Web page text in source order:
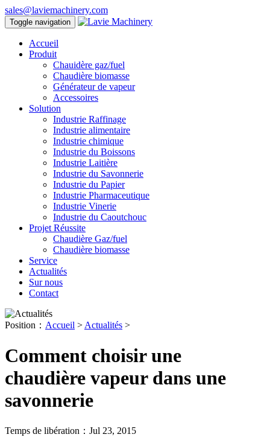
sales@laviemachinery.com
Toggle navigation
Accueil
Produit
Chauidère gaz/fuel
Chaudière biomasse
Générateur de vapeur
Accessoires
Solution
Industrie Raffinage
Industrie alimentaire
Industrie chimique
Industrie du Boissons
Industrie Laitière
Industrie du Savonnerie
Industrie du Papier
Industrie Pharmaceutique
Industrie Vinerie
Industrie du Caoutchouc
Projet Réussite
Chaudière Gaz/fuel
Chaudière biomasse
Service
Actualités
Sur nous
Contact
Position： Accueil > Actualités >
Comment choisir une
chaudière vapeur dans une
savonnerie
Temps de libération：Jul 23, 2015